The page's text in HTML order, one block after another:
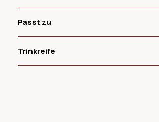
Passt zu
Trinkreife